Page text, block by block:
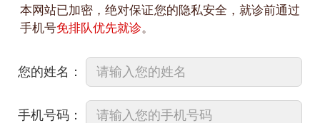
本网站已加密，绝对保证您的隐私安全，就诊前通过
手机号免排队优先就诊。
您的姓名：
手机号码：